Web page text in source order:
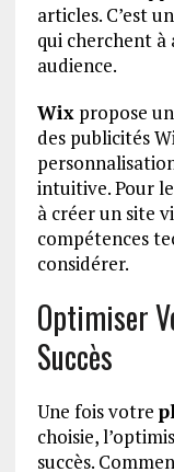
articles. C’est
qui cherchent
audience.
Wix propose
des publicités
intuitive. Pour
à créer un site
compétences
considérer.
Optimiser
Succès
Une fois votre
choisie,
succès.